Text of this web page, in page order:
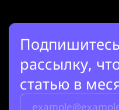
рассылку,
статью в